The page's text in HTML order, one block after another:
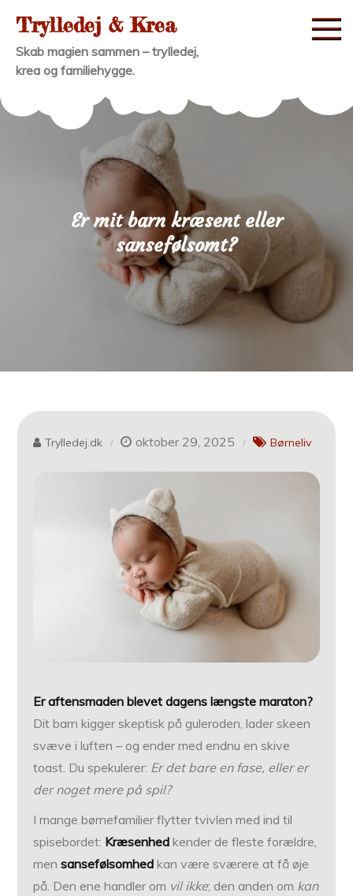
content
Trylledej & Krea
Skab magien sammen – trylledej,
krea og familiehygge.
Er mit barn kræsent eller
sansefølsomt?
Trylledej.dk oktober 29, 2025 Børneliv
Er aftensmaden blevet dagens længste maraton?
Dit barn kigger skeptisk på guleroden, lader skeen
svæve i luften – og ender med endnu en skive
toast. Du spekulerer: Er det bare en fase, eller er
der noget mere på spil?
I mange børnefamilier flytter tvivlen med ind til
spisebordet: Kræsenhed kender de fleste forældre,
mensan­se­følsomhed kan være sværere at få øje
på. Den ene handler om vil ikke; den anden om kan